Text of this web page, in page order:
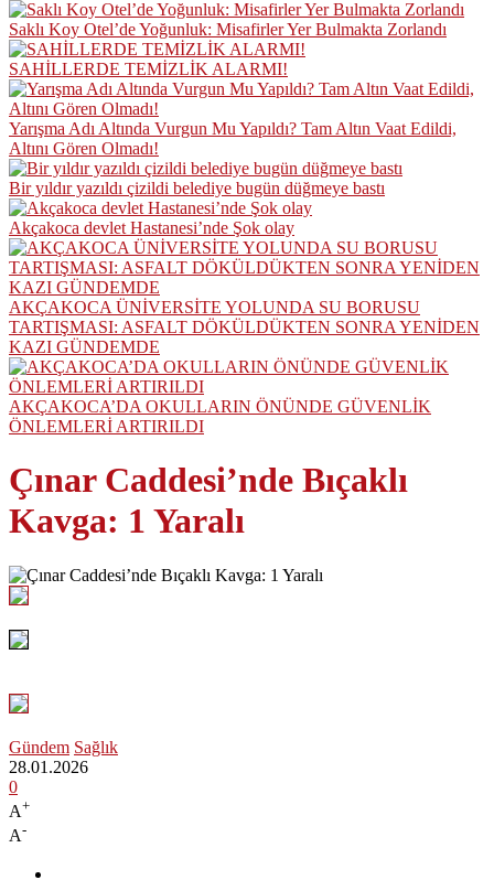
Saklı Koy Otel’de Yoğunluk: Misafirler Yer Bulmakta Zorlandı
SAHİLLERDE TEMİZLİK ALARMI!
Yarışma Adı Altında Vurgun Mu Yapıldı? Tam Altın Vaat Edildi,
Altını Gören Olmadı!
Bir yıldır yazıldı çizildi belediye bugün düğmeye bastı
Akçakoca devlet Hastanesi’nde Şok olay
AKÇAKOCA ÜNİVERSİTE YOLUNDA SU BORUSU
TARTIŞMASI: ASFALT DÖKÜLDÜKTEN SONRA YENİDEN
KAZI GÜNDEMDE
AKÇAKOCA’DA OKULLARIN ÖNÜNDE GÜVENLİK
ÖNLEMLERİ ARTIRILDI
Çınar Caddesi’nde Bıçaklı
Kavga: 1 Yaralı
Gündem Sağlık
28.01.2026
0
A+
A-